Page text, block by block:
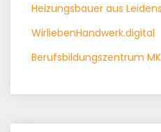
Heizungsbauer aus
WirliebenHandwerk.digital
Berufsbildungszentrum MK